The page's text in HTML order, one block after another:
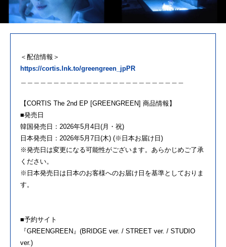
＜配信情報＞
https://cortis.lnk.to/greengreen_jpPR
【CORTIS The 2nd EP [GREENGREEN] 商品情報】
■発売日
韓国発売日：2026年5月4日(月・祝)
日本発売日：2026年5月7日(木) (※日本お届け日)
※発売日は変更になる可能性がございます。あらかじめご了承
ください。
※日本発売日は日本のお客様へのお届け日を基準としておりま
す。
■予約サイト
『GREENGREEN』(BRIDGE ver. / STREET ver. / STUDIO
ver.)